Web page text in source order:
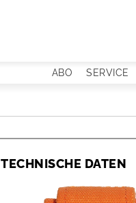
ABO SERVICE
TECHNISCHE DATEN